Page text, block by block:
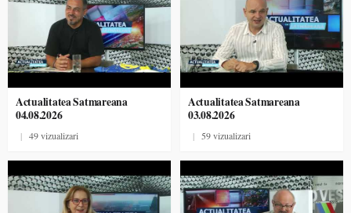
Actualitatea Satmareana
04.08.2026
| 49 vizualizari
Actualitatea Satmareana
03.08.2026
| 59 vizualizari